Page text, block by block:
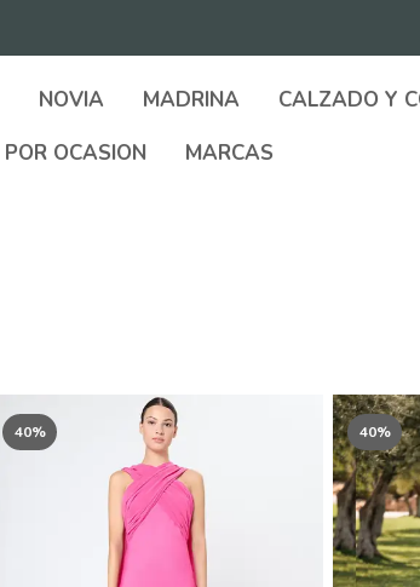
NOVIA MADRINA
CALZADO Y
POR OCASION MARCAS
40% 40%